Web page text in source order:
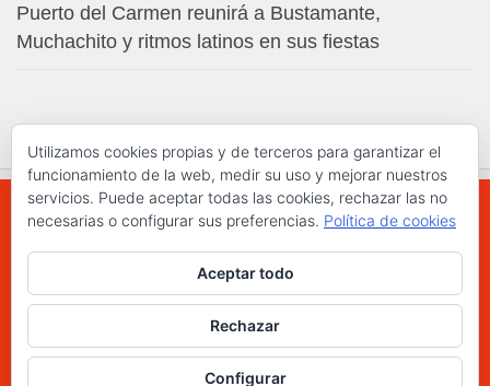
Puerto del Carmen reunirá a Bustamante,
Muchachito y ritmos latinos en sus fiestas
WWW.ELCHAPLON.COM © 2026. Todos los
derechos reservados.
Utilizamos cookies propias y de terceros para garantizar el
funcionamiento de la web, medir su uso y mejorar nuestros
servicios. Puede aceptar todas las cookies, rechazar las no
necesarias o configurar sus preferencias. Política de cookies
Aceptar todo
Rechazar
Configurar